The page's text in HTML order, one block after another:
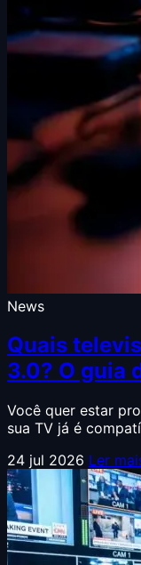
News
Quais
3.0? O guia
Você quer estar
sua TV já é
24 jul 2026 Ler